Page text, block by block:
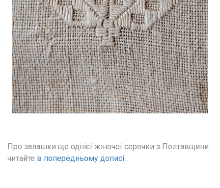
Про залашки ще однієї жіночої серочки з Полтавщини
читайте в попередньому дописі.